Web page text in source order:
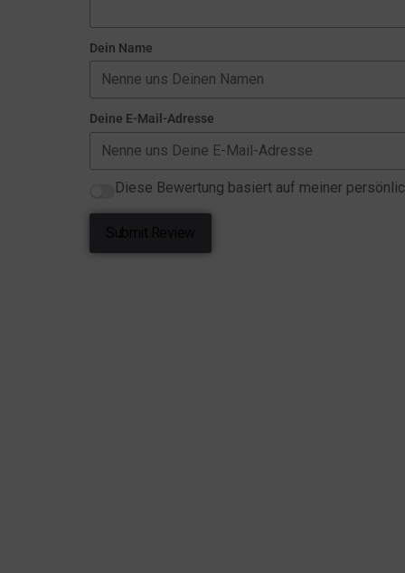
Dein Name
Deine E-Mail-Adresse
Diese Bewertung basiert auf meiner